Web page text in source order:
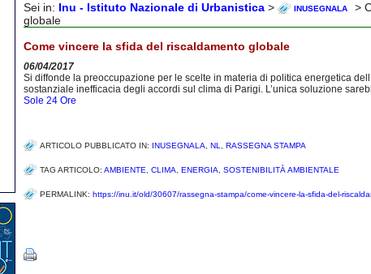
Sei in: Inu - Istituto Nazionale di Urbanistica > INUSEGNALA
>
globale
Come vincere la sfida del riscaldamento globale
06/04/2017
Si diffonde la preoccupazione per le scelte in materia di politica energetica
sostanziale inefficacia degli accordi sul clima di Parigi. L’unica soluzione
Sole 24 Ore
ARTICOLO PUBBLICATO IN: INUSEGNALA NL RASSEGNA STAMPA
TAG ARTICOLO: AMBIENTE CLIMA ENERGIA SOSTENIBILITÀ AMBIENTALE
PERMALINK: https://inu.it/old/30607/rassegna-stampa/come-vincere-la-sfida-del-